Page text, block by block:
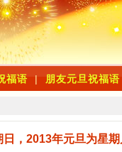
福语 | 朋友元旦祝福语
，2013年元旦为星